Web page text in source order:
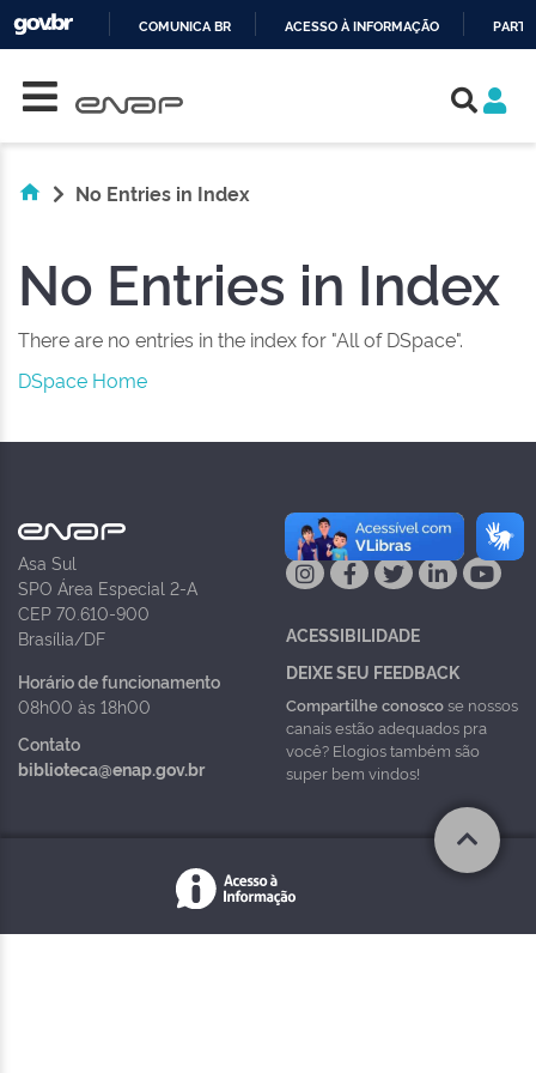
COMUNICA BR ACESSO À INFORMAÇÃO
No Entries in Index
No Entries in Index
There are no entries in the index for "All of DSpace".
DSpace Home
Asa Sul
SPO Área Especial 2-A
CEP 70.610-900
Brasília/DF
Horário de funcionamento
08h00 às 18h00
Contato
biblioteca@enap.gov.br
NAS REDES
ACESSIBILIDADE
DEIXE SEU FEEDBACK
Compartilhe conoscose nossos
canais estão adequados pra
você? Elogios também são
super bem vindos!